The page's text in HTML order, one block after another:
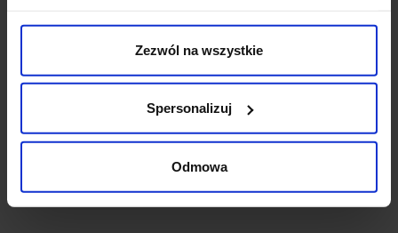
Zezwól na wszystkie
Spersonalizuj
Odmowa
Ten produkt nie ma jeszcze opinii, dodaj opinię, bądź
DODAJ OPINIĘ